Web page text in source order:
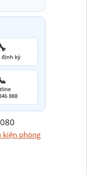
định kỳ
888
kiện phòng